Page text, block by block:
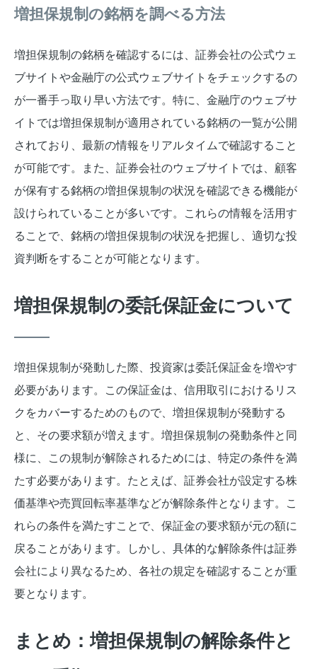
増担保規制の銘柄を調べる方法
増担保規制の銘柄を確認するには、証券会社の公式ウェ
ブサイトや金融庁の公式ウェブサイトをチェックするの
が一番手っ取り早い方法です。特に、金融庁のウェブサ
イトでは増担保規制が適用されている銘柄の一覧が公開
されており、最新の情報をリアルタイムで確認すること
が可能です。また、証券会社のウェブサイトでは、顧客
が保有する銘柄の増担保規制の状況を確認できる機能が
設けられていることが多いです。これらの情報を活用す
ることで、銘柄の増担保規制の状況を把握し、適切な投
資判断をすることが可能となります。
増担保規制の委託保証金について
増担保規制が発動した際、投資家は委託保証金を増やす
必要があります。この保証金は、信用取引におけるリス
クをカバーするためのもので、増担保規制が発動する
と、その要求額が増えます。増担保規制の発動条件と同
様に、この規制が解除されるためには、特定の条件を満
たす必要があります。たとえば、証券会社が設定する株
価基準や売買回転率基準などが解除条件となります。こ
れらの条件を満たすことで、保証金の要求額が元の額に
戻ることがあります。しかし、具体的な解除条件は証券
会社により異なるため、各社の規定を確認することが重
要となります。
まとめ：増担保規制の解除条件と